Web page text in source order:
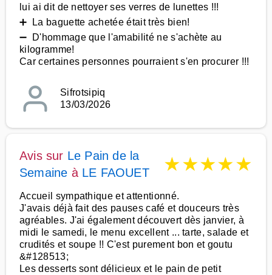
lui ai dit de nettoyer ses verres de lunettes !!!
➕ La baguette achetée était très bien!
➖ D'hommage que l'amabilité ne s'achète au
kilogramme!
Car certaines personnes pourraient s'en procurer !!!
Sifrotsipiq
13/03/2026
Avis sur Le Pain de la
Semaine à LE FAOUET ★★★★★
Accueil sympathique et attentionné.
J'avais déjà fait des pauses café et douceurs très
agréables. J'ai également découvert dès janvier, à
midi le samedi, le menu excellent ... tarte, salade et
crudités et soupe !! C'est purement bon et goutu
&#128513;
Les desserts sont délicieux et le pain de petit